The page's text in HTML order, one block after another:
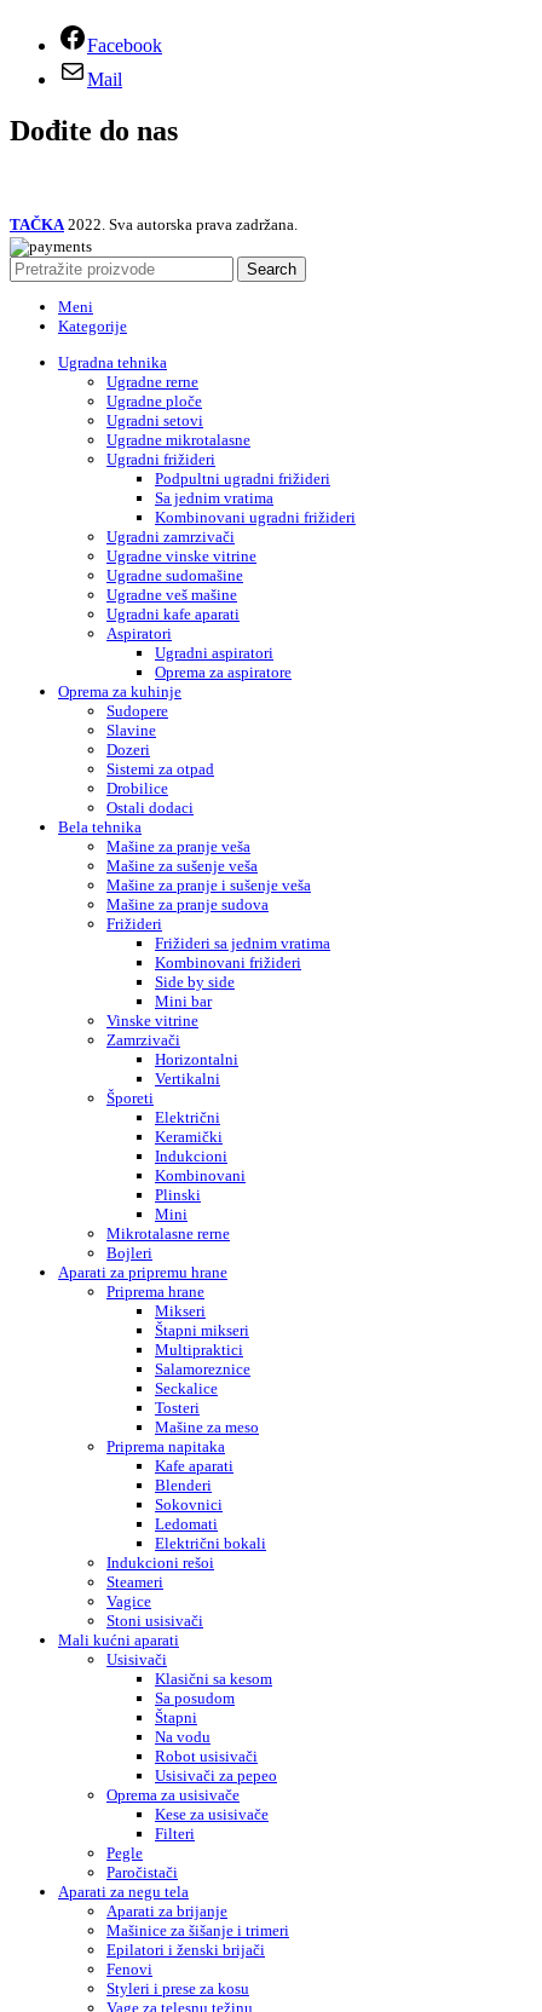
Facebook
Mail
Dođite do nas
TAČKA 2022. Sva autorska prava zadržana.
Search
Meni
Kategorije
Ugradna tehnika
Ugradne rerne
Ugradne ploče
Ugradni setovi
Ugradne mikrotalasne
Ugradni frižideri
Podpultni ugradni frižideri
Sa jednim vratima
Kombinovani ugradni frižideri
Ugradni zamrzivači
Ugradne vinske vitrine
Ugradne sudomašine
Ugradne veš mašine
Ugradni kafe aparati
Aspiratori
Ugradni aspiratori
Oprema za aspiratore
Oprema za kuhinje
Sudopere
Slavine
Dozeri
Sistemi za otpad
Drobilice
Ostali dodaci
Bela tehnika
Mašine za pranje veša
Mašine za sušenje veša
Mašine za pranje i sušenje veša
Mašine za pranje sudova
Frižideri
Frižideri sa jednim vratima
Kombinovani frižideri
Side by side
Mini bar
Vinske vitrine
Zamrzivači
Horizontalni
Vertikalni
Šporeti
Električni
Keramički
Indukcioni
Kombinovani
Plinski
Mini
Mikrotalasne rerne
Bojleri
Aparati za pripremu hrane
Priprema hrane
Mikseri
Štapni mikseri
Multipraktici
Salamoreznice
Seckalice
Tosteri
Mašine za meso
Priprema napitaka
Kafe aparati
Blenderi
Sokovnici
Ledomati
Električni bokali
Indukcioni rešoi
Steameri
Vagice
Stoni usisivači
Mali kućni aparati
Usisivači
Klasični sa kesom
Sa posudom
Štapni
Na vodu
Robot usisivači
Usisivači za pepeo
Oprema za usisivače
Kese za usisivače
Filteri
Pegle
Paročistači
Aparati za negu tela
Aparati za brijanje
Mašinice za šišanje i trimeri
Epilatori i ženski brijači
Fenovi
Styleri i prese za kosu
Vage za telesnu težinu